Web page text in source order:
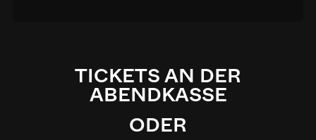
TICKETS AN DER
ABENDKASSE
ODER